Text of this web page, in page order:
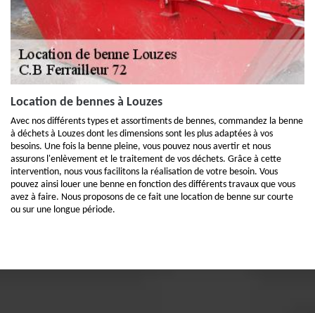
Location de bennes à Louzes
Avec nos différents types et assortiments de bennes, commandez la benne
à déchets à Louzes dont les dimensions sont les plus adaptées à vos
besoins. Une fois la benne pleine, vous pouvez nous avertir et nous
assurons l'enlèvement et le traitement de vos déchets. Grâce à cette
intervention, nous vous facilitons la réalisation de votre besoin. Vous
pouvez ainsi louer une benne en fonction des différents travaux que vous
avez à faire. Nous proposons de ce fait une location de benne sur courte
ou sur une longue période.